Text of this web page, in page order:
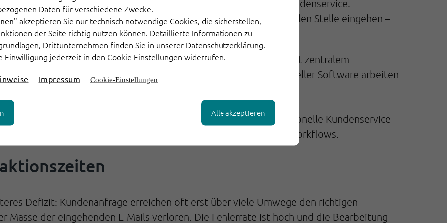
Daten für verschiedene Zwecke.
akzeptieren Sie nur technisch notwendige Cookies, die sicherstellen,
der Seite richtig nutzen können. Detaillierte Informationen zu
Drittunternehmen finden Sie in unserer Datenschutzerklärung.
Einwilligung jederzeit in den Cookie Einstellungen widerrufen.
Impressum Cookie-Einstellungen
Alle akzeptieren
Grund für den Einsatz von professioneller Software im Kundenservice.
dafür, dass die Kundenanfragen aus allen Kanälen an einer zentralen Stelle eingehen –
gerade die kleineren – auf intelligente Kundenservice-Software mit zentralem
und die Telefone genutzt, mehr nicht. Anstatt mit professioneller Software arbeiten
oder Excel-Listen.
Prozesse, hohe Fehlerquote, verlorene Anfragen. Eine professionelle Kundenservice-
Vorgänge, klare Verantwortlichkeiten und automatisierte Workflows.
Defizit: Kundenanfrage erreichen oft erst über viele Umwege den richtigen
Masse der eingehenden E-Mails verloren. Die Fehlerrate ist hoch und die Bearbeitung